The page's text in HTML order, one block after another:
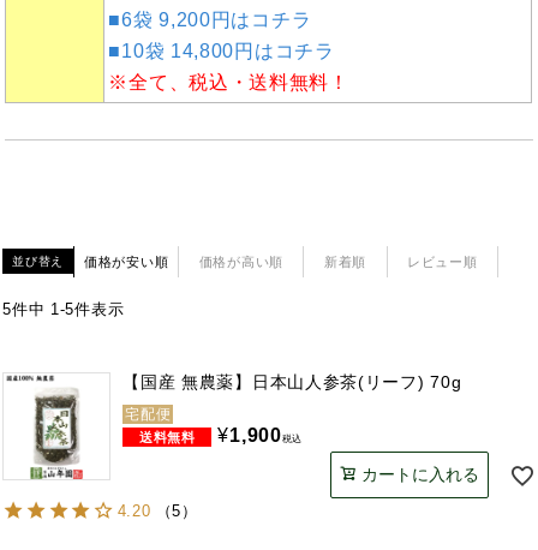
■6袋 9,200円はコチラ
■10袋 14,800円はコチラ
※全て、税込・送料無料！
並び替え 価格が安い順 価格が高い順 新着順 レビュー順
5件中 1 -5件表示
【国産 無農薬】日本山人参茶(リーフ) 70g
宅配便
¥1,900税込
カートに入れる
4.20 （5 ）